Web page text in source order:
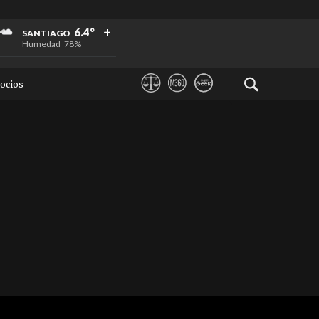
SANTIAGO 6.4°
Humedad 78%
+
+
+